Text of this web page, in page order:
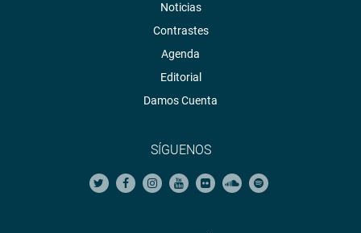
Noticias
Contrastes
Agenda
Editorial
Damos Cuenta
SÍGUENOS